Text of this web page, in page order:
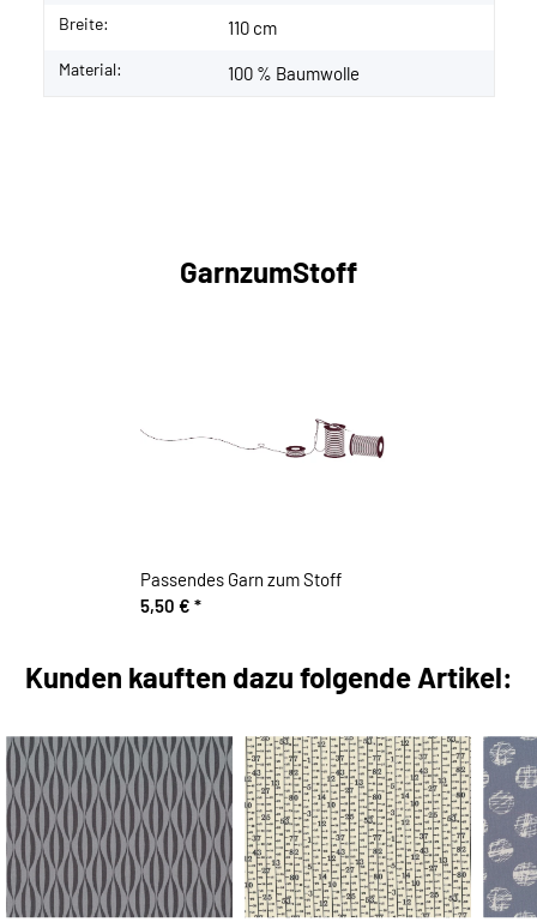
Breite: 110 cm
Material: 100 % Baumwolle
GarnzumStoff
Passendes Garn zum Stoff
5,50 € *
Kunden kauften dazu folgende Artikel: